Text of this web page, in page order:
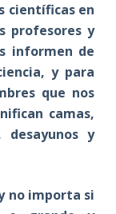
científicas en
profesores y
informen de
y para
que nos
camas,
desayunos y
no importa si